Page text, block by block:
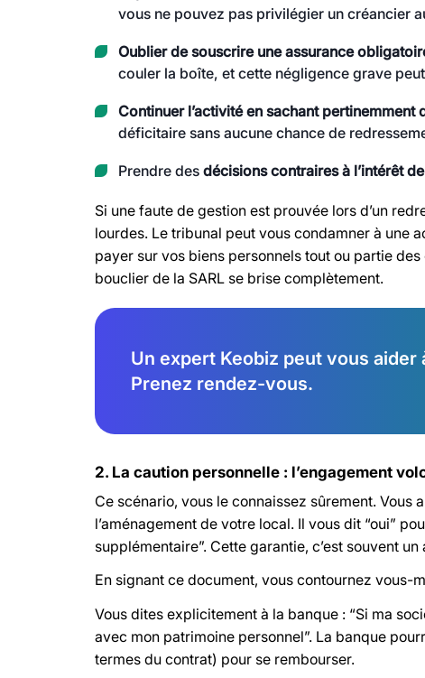
vous ne pouvez pas privilégier un créancier
Oublier de souscrire une assurance
couler la boîte, et cette négligence grave
Continuer l’activité en sachant
déficitaire sans aucune chance de
Prendre des décisions contraires à l’intérêt
Si une faute de gestion est prouvée lors d’un
lourdes. Le tribunal peut vous condamner à une
payer sur vos biens personnels tout ou partie
bouclier de la SARL se brise complètement.
Un expert Keobiz peut vous
Prenez rendez-vous.
2. La caution personnelle : l’engagement
Ce scénario, vous le connaissez sûrement.
l’aménagement de votre local. Il vous dit “oui”
supplémentaire”. Cette garantie, c’est souvent
En signant ce document, vous contournez vous-
Vous dites explicitement à la banque : “Si ma
avec mon patrimoine personnel”. La banque
termes du contrat) pour se rembourser.